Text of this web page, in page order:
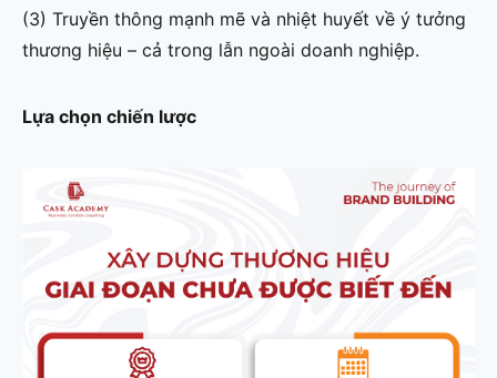
(3) Truyền thông mạnh mẽ và nhiệt huyết về ý tưởng
thương hiệu – cả trong lẫn ngoài doanh nghiệp.
Lựa chọn chiến lược